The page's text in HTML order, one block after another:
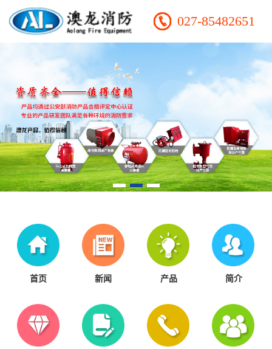
027-85482651
首页 新闻 产品 简介